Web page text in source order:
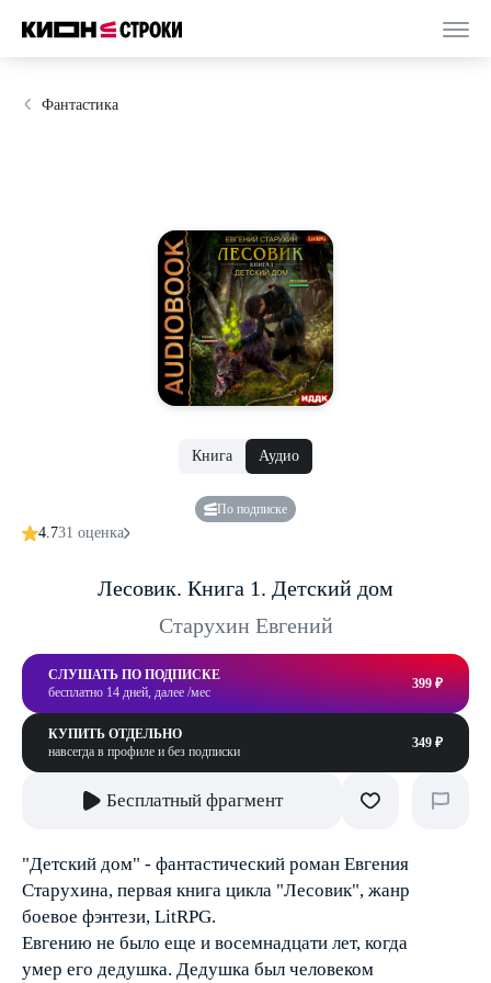
Фантастика
Книга Аудио
По подписке
4.731 оценка
Лесовик. Книга 1. Детский дом
Старухин Евгений
СЛУШАТЬ ПО ПОДПИСКЕ
бесплатно 14 дней, далее /мес
399 ₽
КУПИТЬ ОТДЕЛЬНО
навсегда в профиле и без подписки
349 ₽
Бесплатный фрагмент
"Детский дом" - фантастический роман Евгения
Старухина, первая книга цикла "Лесовик", жанр
боевое фэнтези, LitRPG.
Евгению не было еще и восемнадцати лет, когда
умер его дедушка. Дедушка был человеком